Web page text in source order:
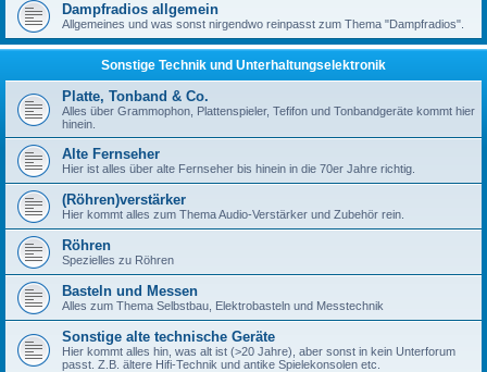
Dampfradios allgemein
Allgemeines und was sonst nirgendwo reinpasst zum Thema "Dampfradios".
Sonstige Technik und Unterhaltungselektronik
Platte, Tonband & Co.
Alles über Grammophon, Plattenspieler, Tefifon und Tonbandgeräte kommt hier
hinein.
Alte Fernseher
Hier ist alles über alte Fernseher bis hinein in die 70er Jahre richtig.
(Röhren)verstärker
Hier kommt alles zum Thema Audio-Verstärker und Zubehör rein.
Röhren
Spezielles zu Röhren
Basteln und Messen
Alles zum Thema Selbstbau, Elektrobasteln und Messtechnik
Sonstige alte technische Geräte
Hier kommt alles hin, was alt ist (>20 Jahre), aber sonst in kein Unterforum
passt. Z.B. ältere Hifi-Technik und antike Spielekonsolen etc.